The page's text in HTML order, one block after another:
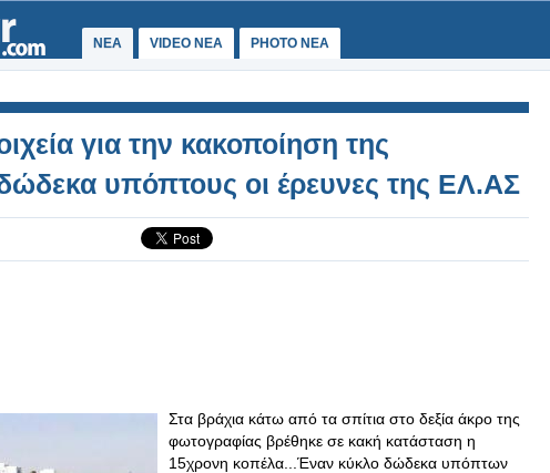
ΝΕΑ VIDEO NEA PHOTO NEA
για την κακοποίηση της
υπόπτους οι έρευνες της ΕΛ.ΑΣ
Στα βράχια κάτω από τα σπίτια στο δεξία άκρο της
φωτογραφίας βρέθηκε σε κακή κατάσταση η
15χρονη κοπέλα...Έναν κύκλο δώδεκα υπόπτων